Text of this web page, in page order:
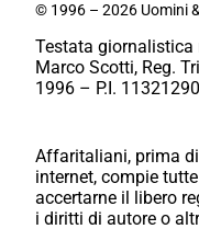
© 1996 – 2026 Uomini
Testata giornalistica
Marco Scotti, Reg.
1996 – P.I.
Affaritaliani, prima
internet, compie
accertarne il libero
i diritti di autore o